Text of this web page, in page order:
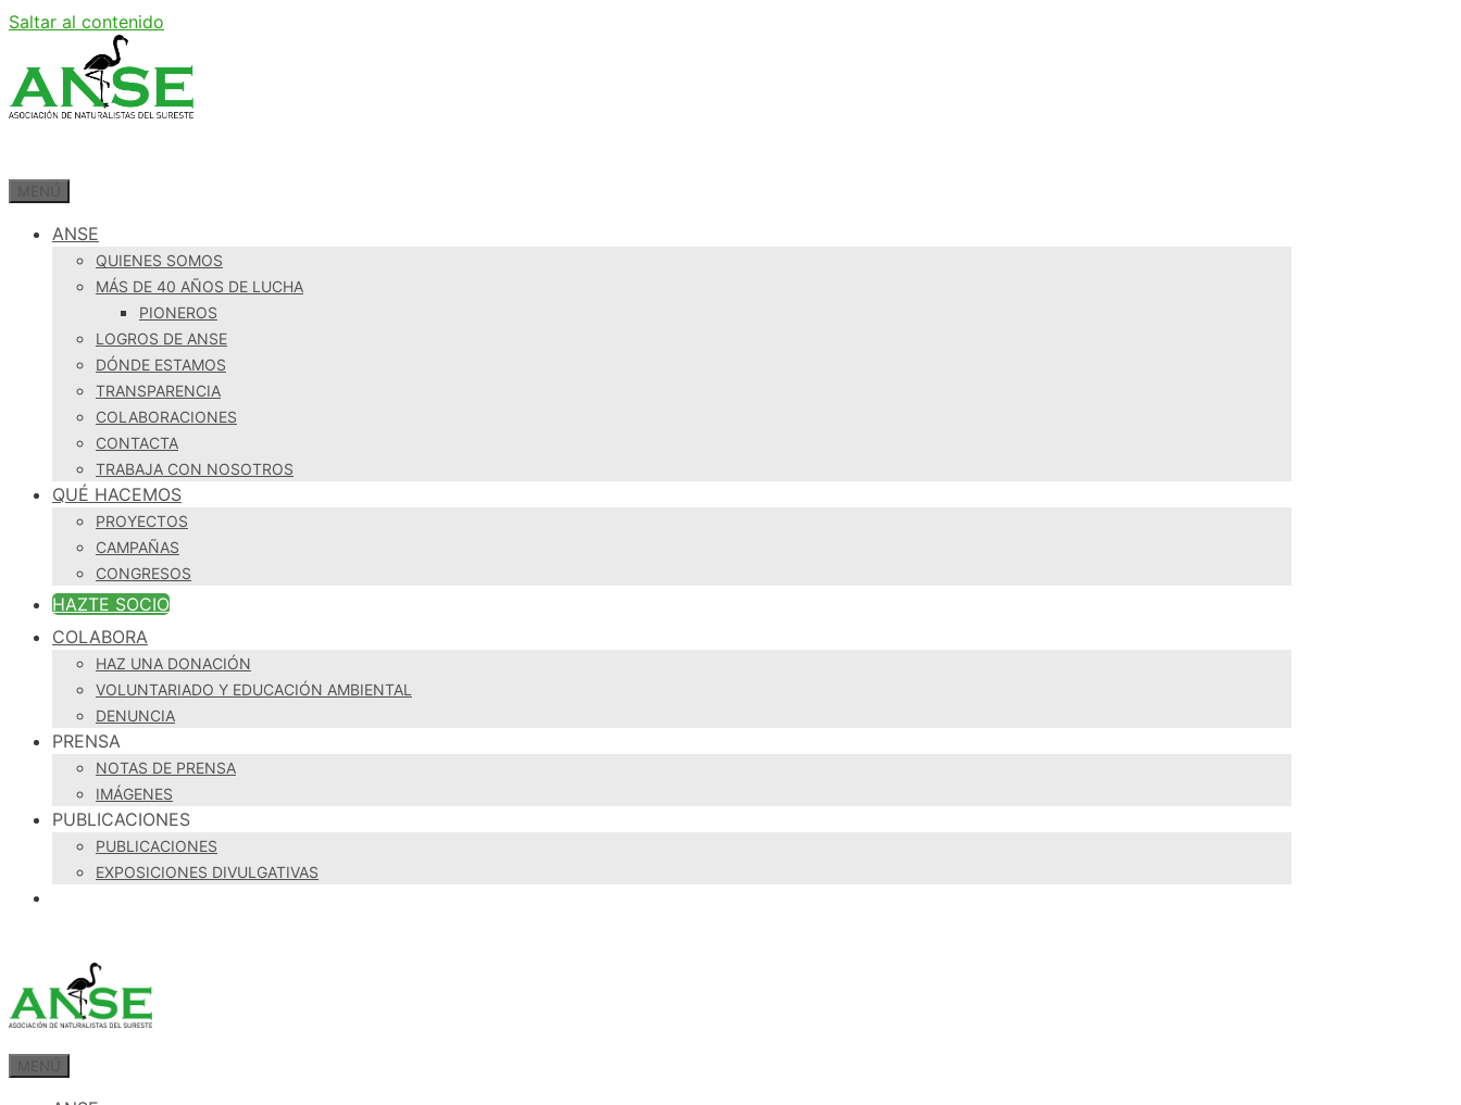
Saltar al contenido
ANSE
QUIENES SOMOS
MÁS DE 40 AÑOS DE LUCHA
PIONEROS
LOGROS DE ANSE
DÓNDE ESTAMOS
TRANSPARENCIA
COLABORACIONES
CONTACTA
TRABAJA CON NOSOTROS
QUÉ HACEMOS
PROYECTOS
CAMPAÑAS
CONGRESOS
HAZTE SOCIO
COLABORA
HAZ UNA DONACIÓN
VOLUNTARIADO Y EDUCACIÓN AMBIENTAL
DENUNCIA
PRENSA
NOTAS DE PRENSA
IMÁGENES
PUBLICACIONES
PUBLICACIONES
EXPOSICIONES DIVULGATIVAS